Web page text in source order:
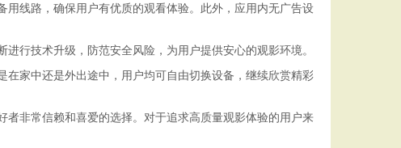
线路，确保用户有优质的观看体验。此外，应用内无广告设
行技术升级，防范安全风险，为用户提供安心的观影环境。
家中还是外出途中，用户均可自由切换设备，继续欣赏精彩
非常信赖和喜爱的选择。对于追求高质量观影体验的用户来